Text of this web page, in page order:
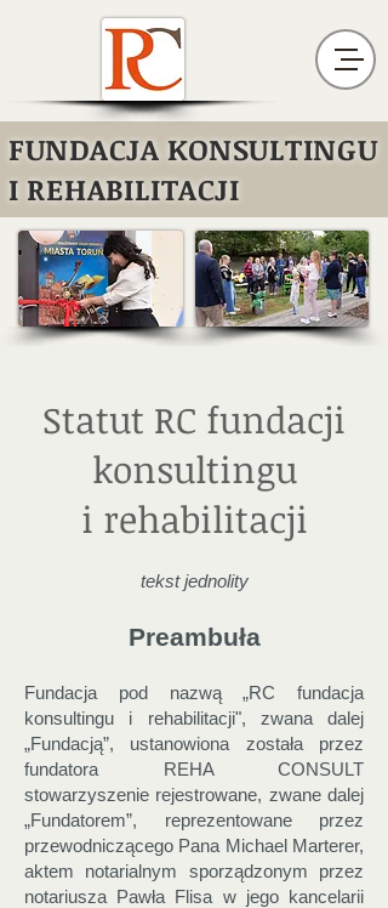
FUNDACJA KONSULTINGU
I REHABILITACJI
Statut RC fundacji
konsultingu
i rehabilitacji
tekst jednolity
Preambuła
Fundacja pod nazwą „RC fundacja
konsultingu i rehabilitacji", zwana dalej
„Fundacją”, ustanowiona została przez
fundatora REHA CONSULT
stowarzyszenie rejestrowane, zwane dalej
„Fundatorem”, reprezentowane przez
przewodniczącego Pana Michael Marterer,
aktem notarialnym sporządzonym przez
notariusza Pawła Flisa w jego kancelarii